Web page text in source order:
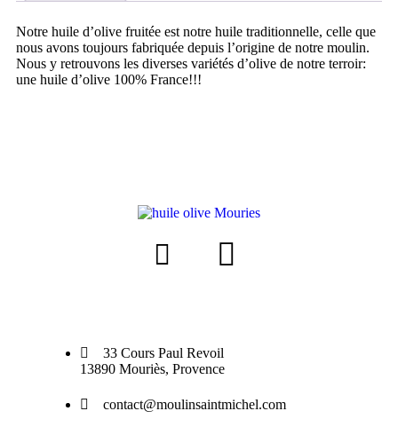
Notre huile d’olive fruitée est notre huile traditionnelle, celle que
nous avons toujours fabriquée depuis l’origine de notre moulin.
Nous y retrouvons les diverses variétés d’olive de notre terroir:
une huile d’olive 100% France!!!
33 Cours Paul Revoil
13890 Mouriès, Provence
contact@moulinsaintmichel.com